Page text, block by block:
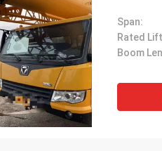
Span:
Boom